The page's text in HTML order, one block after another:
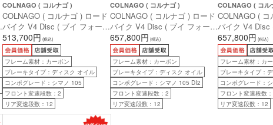
COLNAGO ( コルナゴ )
COLNAGO ( コルナゴ ) ロード
バイク V4 Disc ( ブイ フォー
ディスク ) 105 機械式 12sp
VDDK ( グリージョ ) 510S (身
長目安180cm前後)
513,700円 (税込)
フレーム素材：カーボン
ブレーキタイプ：ディスク オイル
コンポグレード：シマノ 105
フロント変速段数：2
リア変速段数：12
COLNAGO ( コルナゴ )
COLNAGO ( コルナゴ ) ロード
バイク V4 Disc ( ブイ フォー
ディスク ) 105 Di2 VDRD ( ロ
ッソ ) 455S (身長目安170cm前
後)
657,800円 (税込)
フレーム素材：カーボン
ブレーキタイプ：ディスク オイル
コンポグレード：シマノ 105 DI2
フロント変速段数：2
リア変速段数：12
COLNAGO ( コル
COLNAGO (
バイク V4 Disc
ディスク ) 105
リージョ ) 485S
175cm前後)
657,800円 (税込)
フレーム素材：カ
ブレーキタイプ：
コンポグレード：
フロント変速段数
リア変速段数：12